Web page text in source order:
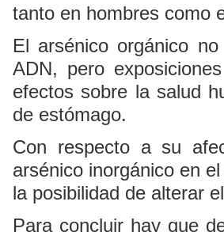
tanto en hombres como
El arsénico orgánico
ADN, pero
efectos sobre la salud
de estómago.
Con respecto a su
arsénico inorgánico en
la posibilidad de alterar
Para concluir hay que